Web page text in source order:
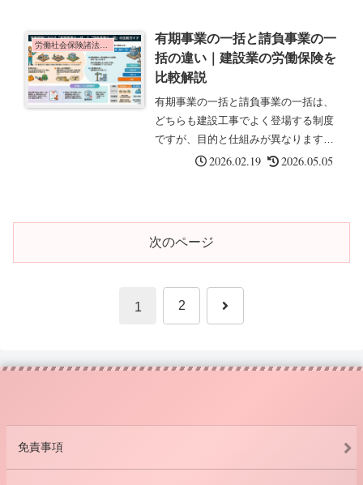
業の一括とは請負事業の一括とは、建
設...
労働社会保険諸法令の基礎知識
有期事業の一括と請負事業の一
括の違い｜建設業の労働保険を
比較解説
有期事業の一括と請負事業の一括は、
どちらも建設工事でよく登場する制度
ですが、目的と仕組みが異なります。
この記事では、2つの制度の違いと共
2026.02.19 2026.05.05
次のページ
1 2 次
免責事項